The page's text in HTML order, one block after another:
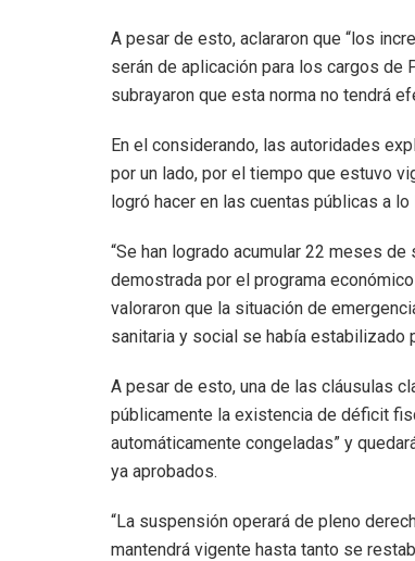
A pesar de esto, aclararon que “los
serán de aplicación para los cargos de
subrayaron que esta norma no tendrá
En el considerando, las autoridades
por un lado, por el tiempo que estuvo
logró hacer en las cuentas públicas a
“Se han logrado acumular 22 meses
demostrada por el programa
valoraron que la situación de
sanitaria y social se había estabilizado
A pesar de esto, una de las cláusulas
públicamente la existencia de déficit
automáticamente congeladas” y
ya aprobados.
“La suspensión operará de pleno
mantendrá vigente hasta tanto se